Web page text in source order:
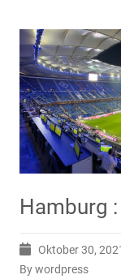
Hamburg :
Oktober 30,
By wordpress